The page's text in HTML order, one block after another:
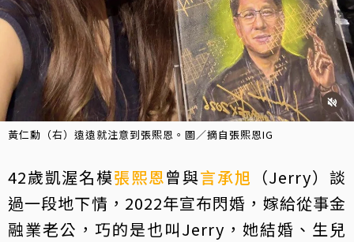
黃仁勳（右）遠遠就注意到張熙恩。圖／摘自張熙恩IG
42歲凱渥名模張熙恩曾與言承旭 （Jerry）談
過一段地下情，2022年宣布閃婚，嫁給從事金
融業老公，巧的是也叫Jerry，她結婚、生兒